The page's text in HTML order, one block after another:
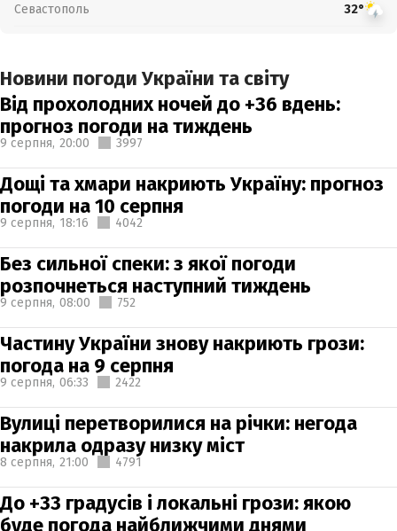
Севастополь 32°
Новини погоди України та світу
Від прохолодних ночей до +36 вдень:
прогноз погоди на тиждень
9 серпня, 20:00 3997
Дощі та хмари накриють Україну: прогноз
погоди на 10 серпня
9 серпня, 18:16 4042
Без сильної спеки: з якої погоди
розпочнеться наступний тиждень
9 серпня, 08:00 752
Частину України знову накриють грози:
погода на 9 серпня
9 серпня, 06:33 2422
Вулиці перетворилися на річки: негода
накрила одразу низку міст
8 серпня, 21:00 4791
До +33 градусів і локальні грози: якою
буде погода найближчими днями